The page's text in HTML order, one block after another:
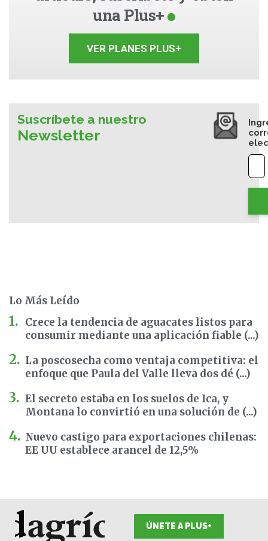
una Plus+
VER PLANES PLUS+
Suscríbete a nuestro
Newsletter
Lo Más Leído
Crece la tendencia de aguacates listos para
consumir mediante una aplicación fiable (...)
La poscosecha como ventaja competitiva: el
enfoque que Paula del Valle lleva dos dé (...)
El secreto estaba en los suelos de Ica, y
Montana lo convirtió en una solución de (...)
Nuevo castigo para exportaciones chilenas:
EE UU establece arancel de 12,5%
ÚNETE A PLUS+